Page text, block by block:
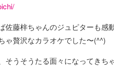
佐藤梓ちゃんのジュピターも
ゃ贅沢なカラオケでした〜(^^)
そうそうたる面々になってきち